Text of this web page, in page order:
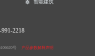
智能建筑
2218
号 产品参数解释声明